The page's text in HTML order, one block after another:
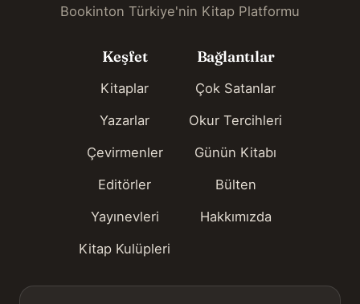
Bookinton Türkiye'nin Kitap Platformu
Keşfet
Kitaplar
Yazarlar
Çevirmenler
Editörler
Yayınevleri
Kitap Kulüpleri
Bağlantılar
Çok Satanlar
Okur Tercihleri
Günün Kitabı
Bülten
Hakkımızda